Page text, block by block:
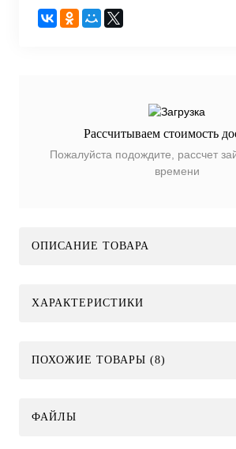
Рассчитываем стоимость
Пожалуйста подождите, рассчет
времени
ОПИСАНИЕ ТОВАРА
ХАРАКТЕРИСТИКИ
ПОХОЖИЕ ТОВАРЫ (8)
ФАЙЛЫ